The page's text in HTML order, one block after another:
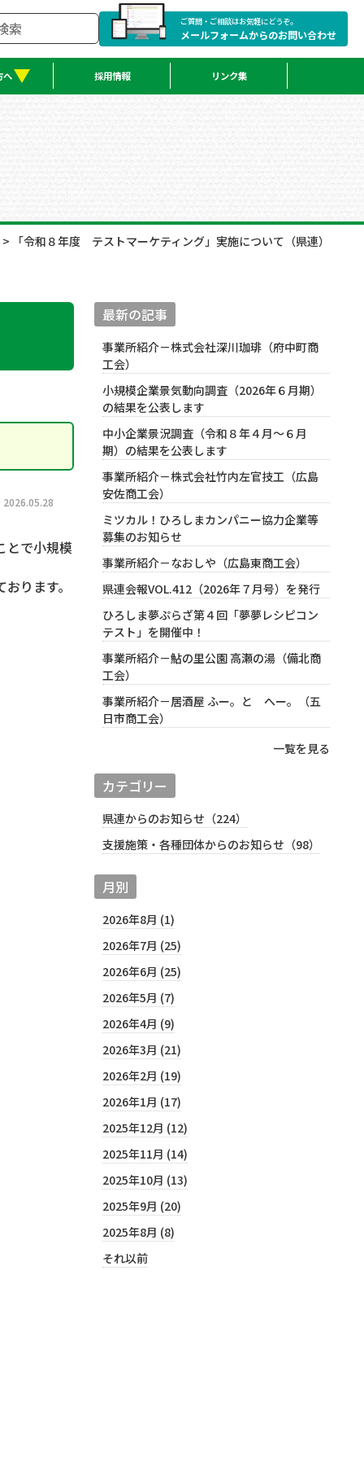
ご質問・ご相談はお気軽にどうぞ。
メールフォームからのお問い合わせ
へ 採用情報 リンク集
> 「令和８年度 テストマーケティング」実施について（県連）
2026.05.28
とで小規模
ります。
最新の記事
事業所紹介－株式会社深川珈琲（府中町商
工会）
小規模企業景気動向調査（2026年６月期）
の結果を公表します
中小企業景況調査（令和８年４月～６月
期）の結果を公表します
事業所紹介－株式会社竹内左官技工（広島
安佐商工会）
ミツカル！ひろしまカンパニー協力企業等
募集のお知らせ
事業所紹介－なおしや（広島東商工会）
県連会報VOL.412（2026年７月号）を発行
ひろしま夢ぷらざ第４回「夢夢レシピコン
テスト」を開催中！
事業所紹介－鮎の里公園 高瀬の湯（備北商
工会）
事業所紹介－居酒屋 ふー。と へー。（五
日市商工会）
一覧を見る
カテゴリー
県連からのお知らせ（224）
支援施策・各種団体からのお知らせ（98）
月別
2026年8月 (1)
2026年7月 (25)
2026年6月 (25)
2026年5月 (7)
2026年4月 (9)
2026年3月 (21)
2026年2月 (19)
2026年1月 (17)
2025年12月 (12)
2025年11月 (14)
2025年10月 (13)
2025年9月 (20)
2025年8月 (8)
それ以前